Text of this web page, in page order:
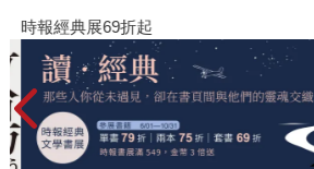
樣一本書，它能傾聽悲傷、溫柔接住我
提供一個溫暖而厚實的擁抱，並堅定不
得期待的？ 我會告訴他，《人生原來
時報經典展69折起